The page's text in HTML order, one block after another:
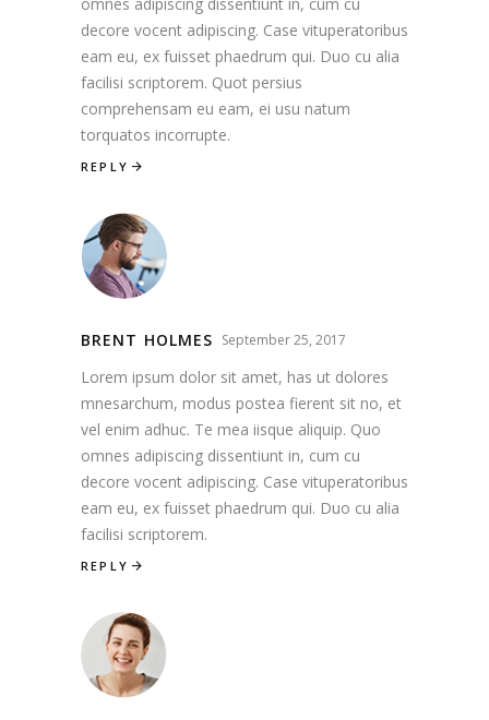
decore vocent adipiscing. Case vituperatoribus
eam eu, ex fuisset phaedrum qui. Duo cu alia
facilisi scriptorem. Quot persius
comprehensam eu eam, ei usu natum
torquatos incorrupte.
REPLY
BRENT HOLMES September 25, 2017
Lorem ipsum dolor sit amet, has ut dolores
mnesarchum, modus postea fierent sit no, et
vel enim adhuc. Te mea iisque aliquip. Quo
omnes adipiscing dissentiunt in, cum cu
decore vocent adipiscing. Case vituperatoribus
eam eu, ex fuisset phaedrum qui. Duo cu alia
facilisi scriptorem.
REPLY